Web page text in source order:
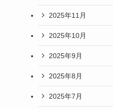
2025年11月
2025年10月
2025年9月
2025年8月
2025年7月